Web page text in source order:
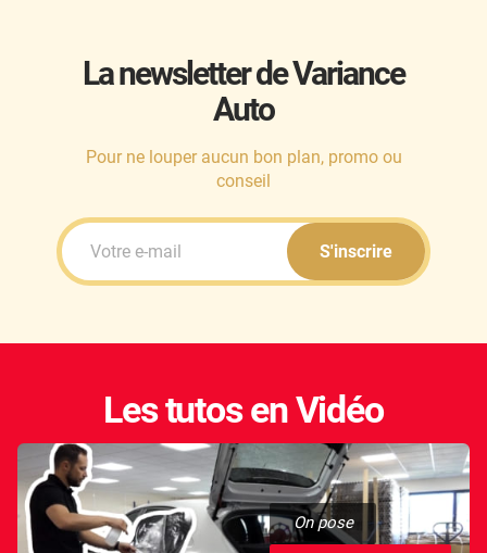
Holden
Ineos
Infiniti
Jaguar
Jeep
Jetour
La newsletter de Variance
Auto
Pour ne louper aucun bon plan, promo ou
conseil
S'inscrire
Les tutos en Vidéo
On pose